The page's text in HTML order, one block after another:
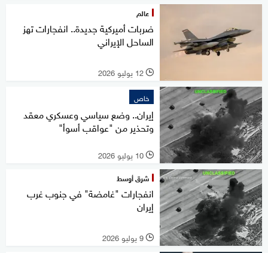
عالم
ضربات أميركية جديدة.. انفجارات تهز
الساحل الإيراني
l 12 يوليو 2026
خاص
إيران.. وضع سياسي وعسكري معقد
وتحذير من "عواقب أسوأ"
l 10 يوليو 2026
شرق أوسط
انفجارات "غامضة" في جنوب غرب
إيران
l 9 يوليو 2026